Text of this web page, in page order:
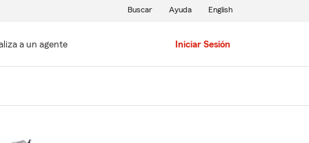
a un agente Iniciar Sesión
Buscar Ayuda English